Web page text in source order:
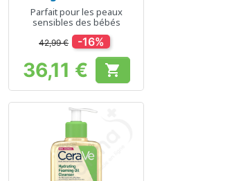
Bébé - 720 pièces
Parfait pour les peaux
sensibles des bébés
42,99 € -16%
Prix
36,11 € 